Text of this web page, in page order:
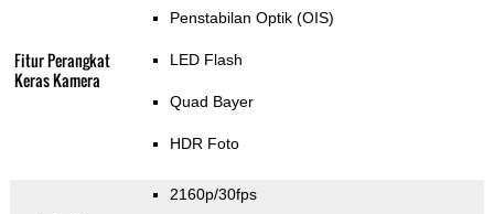
Fitur Perangkat
Keras Kamera
Penstabilan Optik (OIS)
LED Flash
Quad Bayer
HDR Foto
2160p/30fps